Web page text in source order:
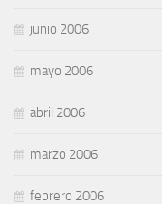
junio 2006
mayo 2006
abril 2006
marzo 2006
febrero 2006